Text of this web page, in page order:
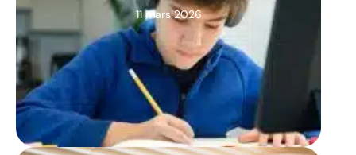
11 mars 2026